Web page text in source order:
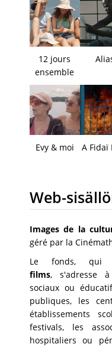
12 jours
ensemble
Evy & moi A Fidaï
Web-
Images de la
géré par la
Le fonds, qui
films, s'adresse
sociaux ou
publiques, les
établissements
festivals, les
hospitaliers ou